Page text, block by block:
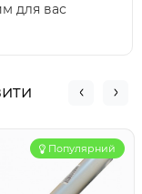
для вас
Популярний